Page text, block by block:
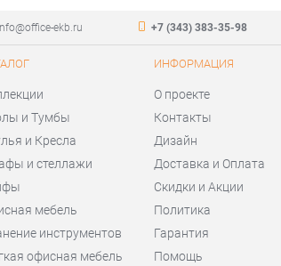
ekb.ru +7 (343) 383-35-98
и Тумбы
и Кресла
и стеллажи
мебель
инструментов
офисная мебель
ИНФОРМАЦИЯ
О проекте
Контакты
Дизайн
Доставка и Оплата
Скидки и Акции
Политика
Гарантия
Помощь